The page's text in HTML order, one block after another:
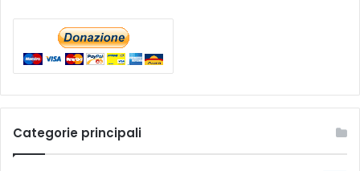
Categorie principali